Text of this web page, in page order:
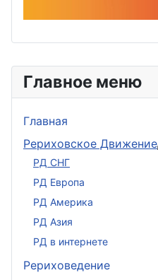
Главное меню
Главная
Рериховское Движение
РД СНГ
РД Европа
РД Америка
РД Азия
РД в интернете
Рериховедение